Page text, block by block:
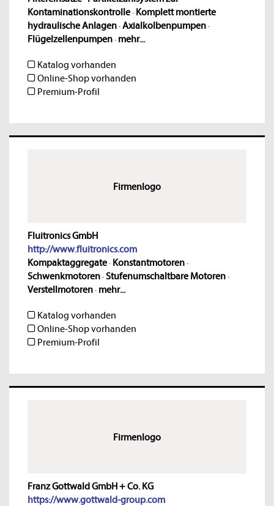
Kontaminationskontrolle· Komplett montierte
hydraulische Anlagen·Axialkolbenpumpen·
Flügelzellenpumpen· mehr...
Katalog vorhanden
Online-Shop vorhanden
Premium-Profil
Firmenlogo
Fluitronics GmbH
http://www.fluitronics.com
Kompaktaggregate· Konstantmotoren·
Schwenkmotoren·Stufenumschaltbare Motoren·
Verstellmotoren· mehr...
Katalog vorhanden
Online-Shop vorhanden
Premium-Profil
Firmenlogo
Franz Gottwald GmbH + Co. KG
https://www.gottwald-group.com